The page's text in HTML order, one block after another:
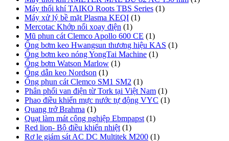
Máy thổi khí TAIKO Roots TBS Series (1)
Máy xử lý bề mặt Plasma KEQI (1)
Mercotac Khớp nối xoay điện (1)
Mũ phun cát Clemco Apollo 600 CE (1)
Ống bơm keo Hwangsun thương hiệu KAS (1)
Ống bơm keo nóng YongTai Machine (1)
Ống bơm Watson Marlow (1)
Ống dẫn keo Nordson (1)
Ống phun cát Clemco SM1 SM2 (1)
Phân phối van điện từ Tork tại Việt Nam (1)
Phao điều khiển mực nước tự động VYC (1)
Quang trở Brahma (1)
Quạt làm mát công nghiệp Ebmpapst (1)
Red lion- Bộ điều khiển nhiệt (1)
Rơ le giám sát AC DC Multitek M200 (1)